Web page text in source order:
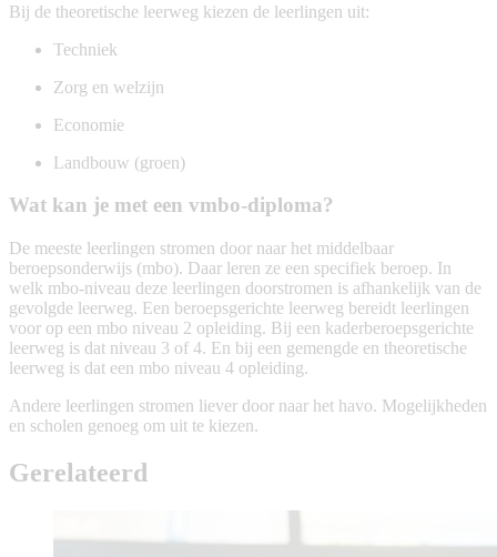
Bij de theoretische leerweg kiezen de leerlingen uit:
Techniek
Zorg en welzijn
Economie
Landbouw (groen)
Wat kan je met een vmbo-diploma?
De meeste leerlingen stromen door naar het middelbaar
beroepsonderwijs (mbo). Daar leren ze een specifiek beroep. In
welk mbo-niveau deze leerlingen doorstromen is afhankelijk van de
gevolgde leerweg. Een beroepsgerichte leerweg bereidt leerlingen
voor op een mbo niveau 2 opleiding. Bij een kaderberoepsgerichte
leerweg is dat niveau 3 of 4. En bij een gemengde en theoretische
leerweg is dat een mbo niveau 4 opleiding.
Andere leerlingen stromen liever door naar het havo. Mogelijkheden
en scholen genoeg om uit te kiezen.
Gerelateerd